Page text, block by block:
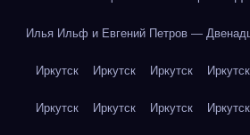
Илья Ильф и Евгений Петров —
Иркутск Иркутск Иркутск Иркутск
Иркутск Иркутск Иркутск Иркутск